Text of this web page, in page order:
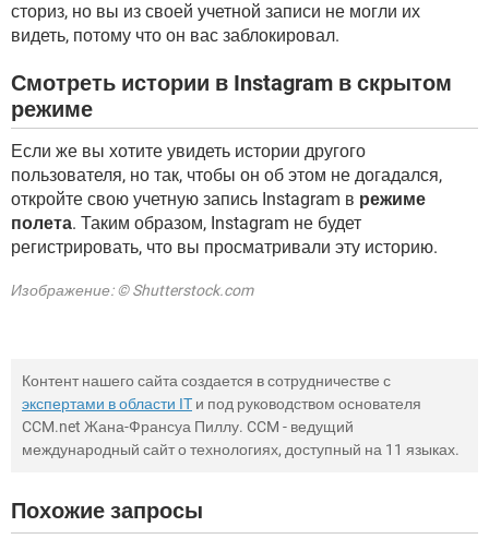
сториз, но вы из своей учетной записи не могли их
видеть, потому что он вас заблокировал.
Смотреть истории в Instagram в скрытом
режиме
Если же вы хотите увидеть истории другого
пользователя, но так, чтобы он об этом не догадался,
откройте свою учетную запись Instagram в режиме
полета. Таким образом, Instagram не будет
регистрировать, что вы просматривали эту историю.
Изображение: © Shutterstock.com
Контент нашего сайта создается в сотрудничестве с
экспертами в области IT и под руководством основателя
CCM.net Жана-Франсуа Пиллу. CCM - ведущий
международный сайт о технологиях, доступный на 11 языках.
Похожие запросы